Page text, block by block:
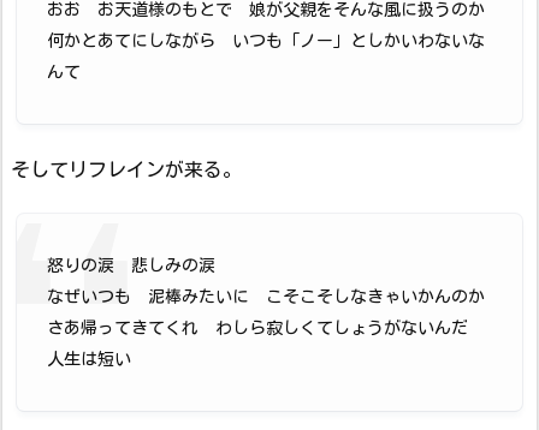
おお お天道様のもとで 娘が父親をそんな風に扱うのか
何かとあてにしながら いつも「ノー」としかいわないな
んて
そしてリフレインが来る。
怒りの涙 悲しみの涙
なぜいつも 泥棒みたいに こそこそしなきゃいかんのか
さあ帰ってきてくれ わしら寂しくてしょうがないんだ
人生は短い